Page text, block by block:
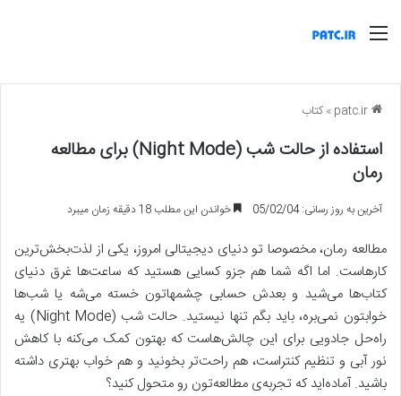
منو
»کتاب
استفاده از حالت شب (Night Mode) برای مطالعه
رمان
آخرین به روز رسانی: 05/02/04 خواندن این مطلب 18 دقیقه زمان میبرد
مطالعه رمان، مخصوصا تو دنیای دیجیتالی امروز، یکی از لذت‌بخش‌ترین
کارهاست. اما اگه شما هم جزو کسایی هستید که ساعت‌ها غرق دنیای
کتاب‌ها می‌شید و بعدش حسابی چشمهاتون خسته می‌شه یا شب‌ها
خوابتون نمی‌بره، باید بگم تنها نیستید. حالت شب (Night Mode) یه
راه‌حل جادویی برای این چالش‌هاست که بهتون کمک می‌کنه با کاهش
نور آبی و تنظیم کنتراست، هم راحت‌تر بخونید و هم خواب بهتری داشته
باشید. آماده‌اید که تجربه‌ی مطالعه‌تون رو متحول کنید؟